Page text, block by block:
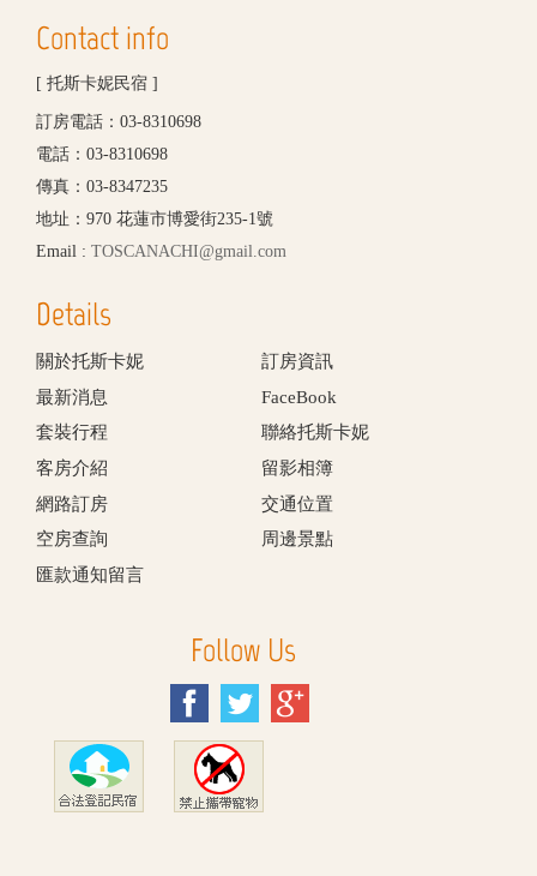
Contact info
[ 托斯卡妮民宿 ]
訂房電話：03-8310698
電話：03-8310698
傳真：03-8347235
地址：970 花蓮市博愛街235-1號
Email : TOSCANACHI@gmail.com
Details
關於托斯卡妮
最新消息
套裝行程
客房介紹
網路訂房
空房查詢
匯款通知留言
訂房資訊
FaceBook
聯絡托斯卡妮
留影相簿
交通位置
周邊景點
Follow Us